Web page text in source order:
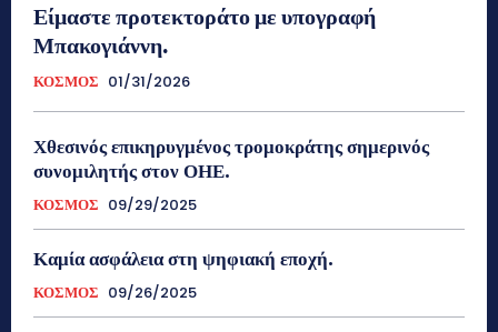
Είμαστε προτεκτοράτο με υπογραφή
Μπακογιάννη.
ΚΟΣΜΟΣ 01/31/2026
Χθεσινός επικηρυγμένος τρομοκράτης σημερινός
συνομιλητής στον ΟΗΕ.
ΚΟΣΜΟΣ 09/29/2025
Καμία ασφάλεια στη ψηφιακή εποχή.
ΚΟΣΜΟΣ 09/26/2025